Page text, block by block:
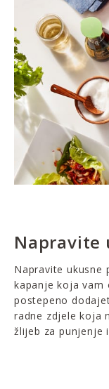
Napravite
Napravite ukusne
kapanje koja vam
postepeno
radne zdjele koja
žlijeb za punjenje